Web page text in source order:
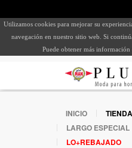
Utilizamos cookies para mejorar su
navegación en nuestro sitio web. Si
Puede obtener más información
INICIO TIENDA
LARGO ESPECIAL
LO+REBAJADO